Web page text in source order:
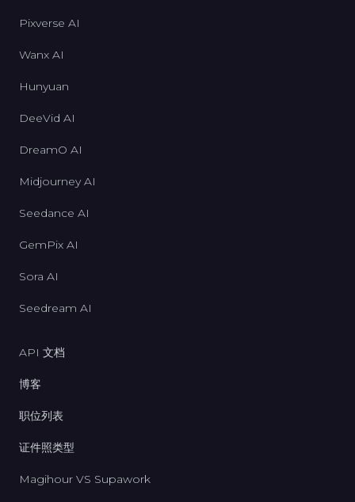
Pixverse AI
Wanx AI
Hunyuan
DeeVid AI
DreamO AI
Midjourney AI
Seedance AI
GemPix AI
Sora AI
Seedream AI
API 文档
博客
职位列表
证件照类型
Magihour VS Supawork